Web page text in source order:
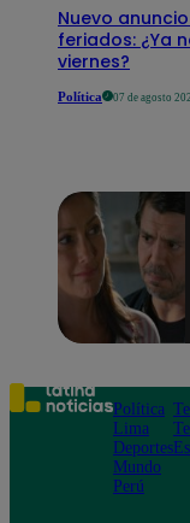
Nuevo
feriados: ¿Ya
viernes?
Política 07 de agosto
Política
Lima
Deportes
Mundo
Perú